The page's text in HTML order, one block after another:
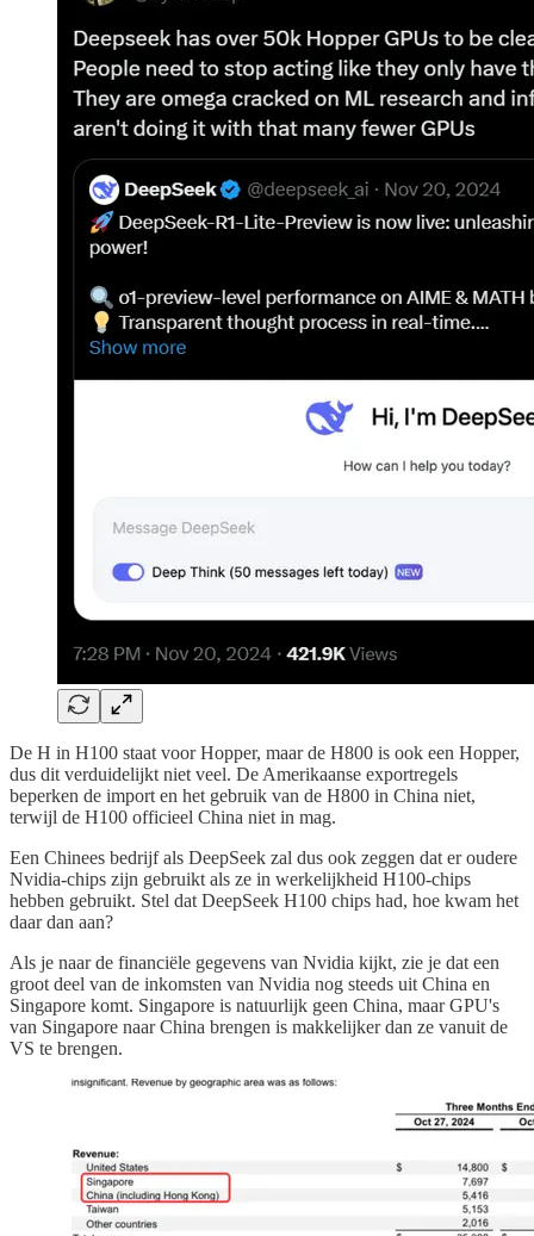
De H in H100 staat voor Hopper, maar de H800 is ook een Hopper,
dus dit verduidelijkt niet veel. De Amerikaanse exportregels
beperken de import en het gebruik van de H800 in China niet,
terwijl de H100 officieel China niet in mag.
Een Chinees bedrijf als DeepSeek zal dus ook zeggen dat er oudere
Nvidia-chips zijn gebruikt als ze in werkelijkheid H100-chips
hebben gebruikt. Stel dat DeepSeek H100 chips had, hoe kwam het
daar dan aan?
Als je naar de financiële gegevens van Nvidia kijkt, zie je dat een
groot deel van de inkomsten van Nvidia nog steeds uit China en
Singapore komt. Singapore is natuurlijk geen China, maar GPU's
van Singapore naar China brengen is makkelijker dan ze vanuit de
VS te brengen.